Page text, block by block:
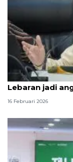
Anggota DPR
Lebaran jadi
16 Februari 2026